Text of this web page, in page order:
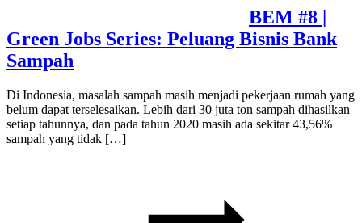
BEM #8 |
Green Jobs Series: Peluang Bisnis Bank
Sampah
Di Indonesia, masalah sampah masih menjadi pekerjaan rumah yang
belum dapat terselesaikan. Lebih dari 30 juta ton sampah dihasilkan
setiap tahunnya, dan pada tahun 2020 masih ada sekitar 43,56%
sampah yang tidak […]